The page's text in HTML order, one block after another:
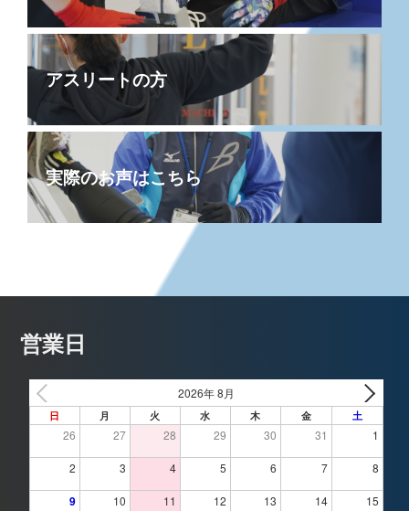
アスリートの方
実際のお声はこちら
営業日
2026年 8月
日 月 火 水 木 金 土
26 27 28 29 30 31 1
2 3 4 5 6 7 8
9 10 11 12 13 14 15